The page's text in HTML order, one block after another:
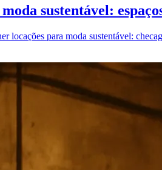
sustentável:
locações para moda sustentável: